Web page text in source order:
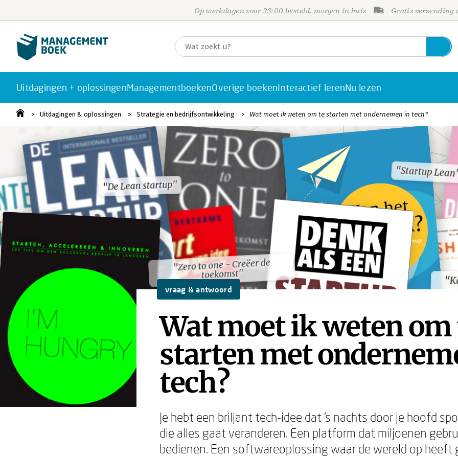
Op werkdagen voor 23:00 besteld, morgen in huis Gratis verzending
Uitdagingen + oplossingenManagementboekenOverige boekenInteractief lerenNu lezen
Uitdagingen & oplossingen Strategie en bedrijfsontwikkeling Wat moet ik weten om te starten met ondernemen in tech?
"De Lean startup"
"Startup
"Zero to one - Creëer de
toekomst"
"De Lean startup"
"Startup
"Zero to one - Creëer de
toekomst"
vraag & antwoord
Wat moet ik weten om
starten met
tech?
Je hebt een briljant tech-idee dat 's nachts door je hoofd
die alles gaat veranderen. Een platform dat miljoenen
bedienen. Een softwareoplossing waar de wereld op heeft